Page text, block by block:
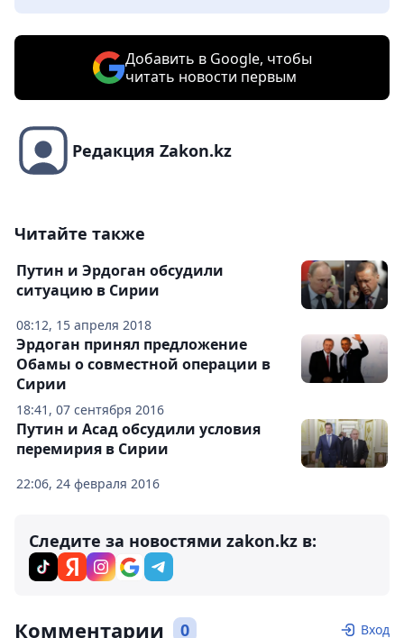
Добавить в Google, чтобы
читать новости первым
Редакция Zakon.kz
Читайте также
08:12, 15 апреля 2018
Путин и Эрдоган обсудили
ситуацию в Сирии
18:41, 07 сентября 2016
Эрдоган принял предложение
Обамы о совместной операции в
Сирии
22:06, 24 февраля 2016
Путин и Асад обсудили условия
перемирия в Сирии
Следите за новостями zakon.kz в:
Комментарии 0 Вход